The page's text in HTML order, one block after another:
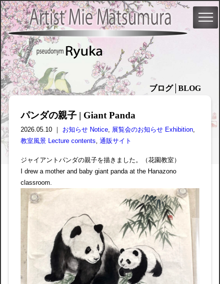
ブログ│BLOG
パンダの親子 | Giant Panda
2026.05.10 ｜ お知らせ Notice, 展覧会のお知らせ Exhibition,
教室風景 Lecture contents, 通販サイト
ジャイアントパンダの親子を描きました。（花園教室）
I drew a mother and baby giant panda at the Hanazono
classroom.